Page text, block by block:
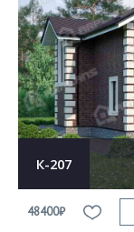
К-207
48400₽